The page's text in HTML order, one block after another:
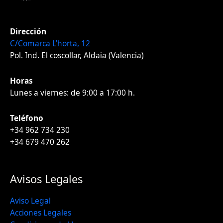
Dirección
C/Comarca L’horta, 12
Pol. Ind. El coscollar, Aldaia (Valencia)
Horas
Lunes a viernes: de 9:00 a 17:00 h.
Teléfono
+34 962 734 230
+34 679 470 262
Avisos Legales
Aviso Legal
Acciones Legales